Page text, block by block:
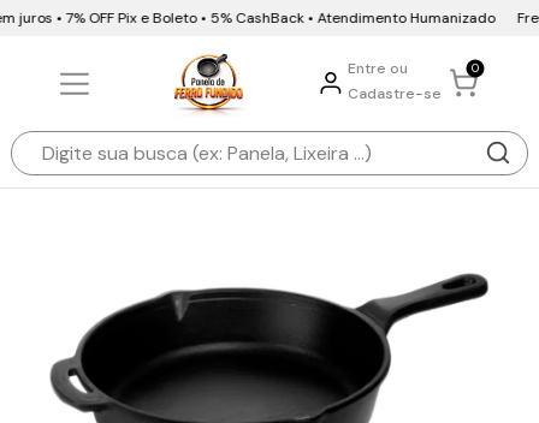
• 7% OFF Pix e Boleto • 5% CashBack • Atendimento Humanizado
Entre ou
Cadastre-se
0